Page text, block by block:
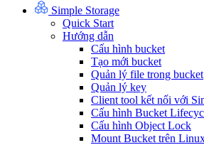
Simple Storage
Quick Start
Hướng dẫn
Cấu hình bucket
Tạo mới bucket
Quản lý file trong bucket
Quản lý key
Client tool kết nối với
Cấu hình Bucket
Cấu hình Object Lock
Mount Bucket trên